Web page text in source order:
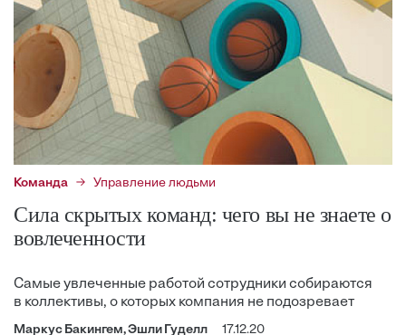
Команда Управление людьми
Сила скрытых команд: чего вы не знаете о
вовлеченности
Самые увлеченные работой сотрудники собираются
в коллективы, о которых компания не подозревает
Маркус Бакингем, Эшли Гуделл 17.12.20